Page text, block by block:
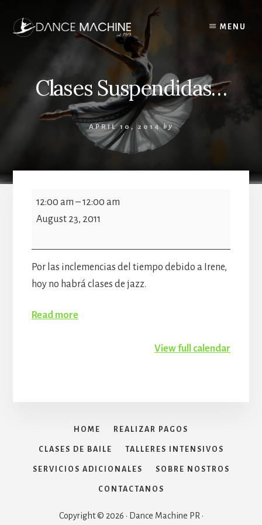
content
MENU
Clases Suspendidas…
APRIL 10, 2014 by
Clases
Suspendidas...
12:00 am –12:00 am
August 23, 2011
Por las inclemencias del tiempo debido a Irene,
hoy no habrá clases de jazz.
Read more
View full calendar
HOME REALIZAR PAGOS
CLASES DE BAILE TALLERES INTENSIVOS
SERVICIOS ADICIONALES SOBRE NOSTROS
CONTACTANOS
Copyright © 2026 · Dance Machine PR ·